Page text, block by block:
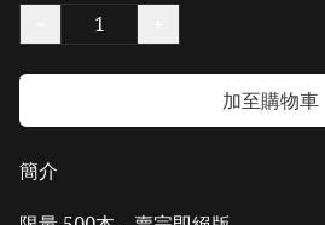
加至購物車
簡介